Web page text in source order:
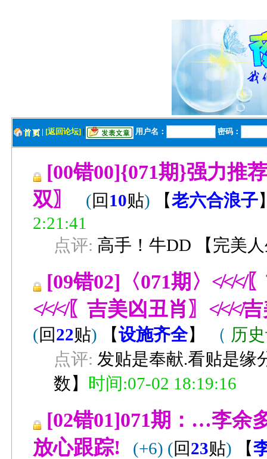
| [返回论坛] | 用户名： 密码：
[00错00]{071期}强力推
双〗
(回 10贴) 【老六合浪子
2:21:41
点评: 高手！牛DD 【 完美
[09错02]〈071期〉≮≮≮
≮≮≮〖吉美凶丑肖〗≮≮≮
(回22贴) 【设施齐全】 （ 历
点评: 发贴是奉献.看贴是缘
数】 时间:07-02 18:19:16
[02错01]071期：…李
放心跟踪!
(+6) (回23贴) 【